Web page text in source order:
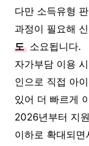
다만 소득유형
과정이 필요해
도 소요됩니다.
자가부담 이용
인으로 직접 아
있어 더 빠르게
2026년부터 지
이하로 확대되